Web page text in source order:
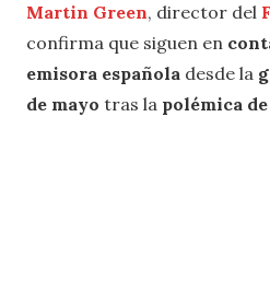
Martin Green, director del
confirma que siguen en
emisora española desde la
de mayo tras la polémica